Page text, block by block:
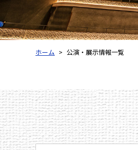
ホーム 公演・展示情報一覧